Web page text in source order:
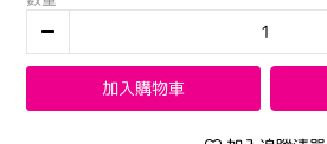
加入購物車